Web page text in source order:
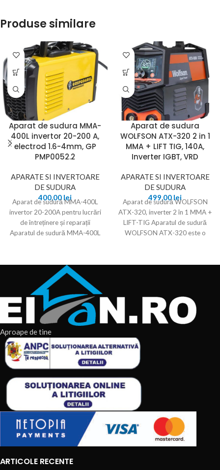
Produse similare
Aparat de sudura MMA-
400L invertor 20-200 A,
electrod 1.6-4mm, GP
PMP0052.2
APARATE SI INVERTOARE
DE SUDURA
400,00 lei
Aparat de sudură MMA-400L
invertor 20-200A pentru lucrări
de întreținere și reparații
Aparatul de sudură MMA-400L
Aparat de sudura
WOLFSON ATX-320 2 in 1
MMA + LIFT TIG, 140A,
Inverter IGBT, VRD
APARATE SI INVERTOARE
DE SUDURA
499,00 lei
Aparat de sudură WOLFSON
ATX-320, inverter 2 în 1 MMA +
LIFT-TIG Aparatul de sudură
WOLFSON ATX-320 este o
Aproape de tine
ARTICOLE RECENTE